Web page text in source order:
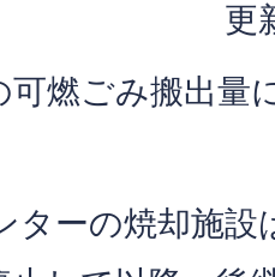
更
可燃ごみ搬出量
ターの焼却施設